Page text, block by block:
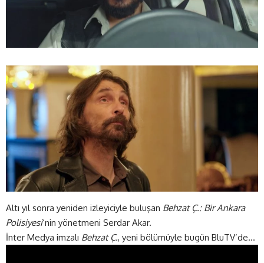
Altı yıl sonra yeniden izleyiciyle buluşan Behzat Ç.: Bir Ankara
Polisiyesi‘nin yönetmeni Serdar Akar.
İnter Medya imzalı Behzat Ç., yeni bölümüyle bugün BluTV’de…